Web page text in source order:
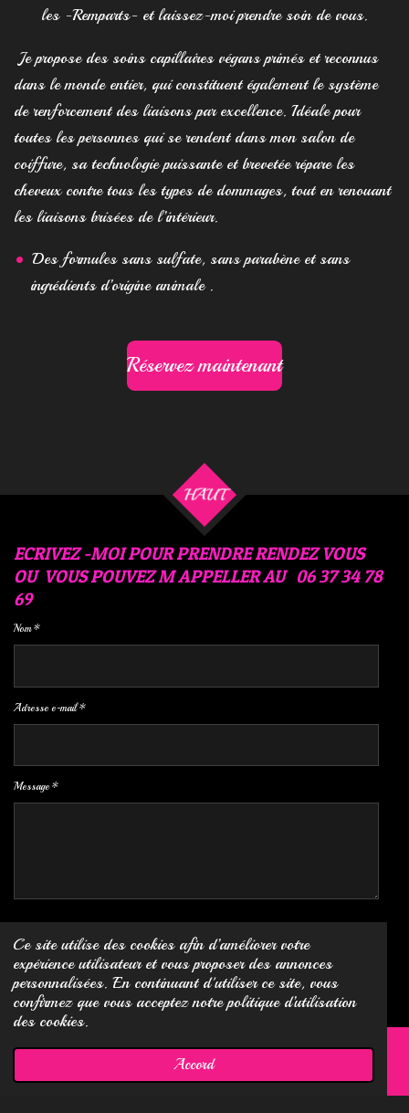
Ce site utilise des cookies afin d’améliorer votre
expérience utilisateur et vous proposer des annonces
personnalisées. En continuant d'utiliser ce site, vous
confirmez que vous acceptez notre politique d’utilisation
des cookies.
Accord
les -Remparts- et laissez-moi prendre soin de vous.
Je propose des soins capillaires végans primés et reconnus
dans le monde entier, qui constituent également le système
de renforcement des liaisons par excellence. Idéale pour
toutes les personnes qui se rendent dans mon salon de
coiffure, sa technologie puissante et brevetée répare les
cheveux contre tous les types de dommages, tout en renouant
les liaisons brisées de l’intérieur.
Des formules sans sulfate, sans parabène et sans
ingrédients d’origine animale .
Réservez maintenant
HAUT
ECRIVEZ -MOI POUR PRENDRE RENDEZ VOUS
OU VOUS POUVEZ M APPELLER AU 06 37 34 78
69
Nom *
Adresse e-mail *
Message *
Envoyer le formulaire
© 2023 - 2024 Gina Hairstyle
Propulsé parWebador
Carte